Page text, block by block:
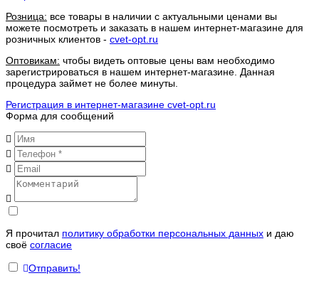
Розница: все товары в наличии с актуальными ценами вы
можете посмотреть и заказать в нашем интернет-магазине для
розничных клиентов - cvet-opt.ru
Оптовикам: чтобы видеть оптовые цены вам необходимо
зарегистрироваться в нашем интернет-магазине. Данная
процедура займет не более минуты.
Регистрация в интернет-магазине cvet-opt.ru
Форма для сообщений
Я прочитал политику обработки персональных данных и даю
своё согласие
Отправить!